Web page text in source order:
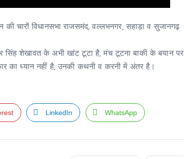
की चारों विधानसभा राजसमंद, वल्लभनगर, सहाड़ा व सुजानगढ़
सिंह शेखावत के अभी खांट टूटा है, मंच टूटना बाकी के बयान पर
का ध्यान नहीं है, उनकी कथनी व करनी में अंतर है।
LinkedIn WhatsApp